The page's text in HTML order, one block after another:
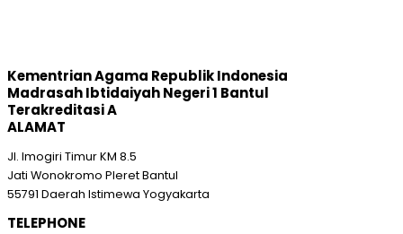
Kementrian Agama Republik Indonesia
Madrasah Ibtidaiyah Negeri 1 Bantul
Terakreditasi A
ALAMAT
Jl. Imogiri Timur KM 8.5
Jati Wonokromo Pleret Bantul
55791 Daerah Istimewa Yogyakarta
TELEPHONE